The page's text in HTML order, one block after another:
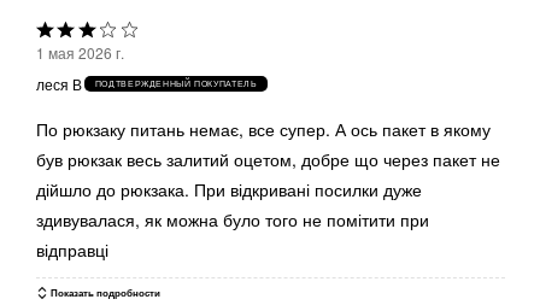
и
Среднее
Выбрана
оценка
3из
5
1 мая 2026 г.
леся В
ПОДТВЕРЖДЕННЫЙ ПОКУПАТЕЛЬ
По рюкзаку питань немає, все супер. А ось пакет в якому
був рюкзак весь залитий оцетом, добре що через пакет не
дійшло до рюкзака. При відкривані посилки дуже
здивувалася, як можна було того не помітити при
відправці
Показать подробности